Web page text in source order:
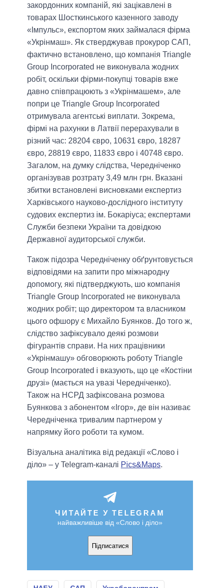
закордонних компаній, які зацікавлені в
товарах Шосткинського казенного заводу
«Імпульс», експортом яких займалася фірма
«Укрінмаш». Як стверджував прокурор САП,
фактично встановлено, що компанія Triangle
Group Incorporated не виконувала жодних
робіт, оскільки фірми-покупці товарів вже
давно співпрацюють з «Укрінмашем», але
попри це Triangle Group Incorporated
отримувала агентські виплати. Зокрема,
фірмі на рахунки в Латвії перерахували в
різний час: 28204 євро, 10631 євро, 18287
євро, 28819 євро, 11833 євро і 40748 євро.
Загалом, на думку слідства, Чередніченко
організував розтрату 3,49 млн грн. Вказані
збитки встановлені висновками експертиз
Харківського науково-дослідного інституту
судових експертиз ім. Бокаріуса; експертами
Служби безпеки України та довідкою
Державної аудиторської служби.
Також підозра Чередніченку обґрунтовується
відповідями на запити про міжнародну
допомогу, які підтверджують, шо компанія
Triangle Group Incorporated не виконувала
жодних робіт; що директором та власником
цього офшору є Михайло Буянков. До того ж,
слідство зафіксувало деякі розмови
фігурантів справи. На них працівники
«Укрінмашу» обговорюють роботу Triangle
Group Incorporated і вказують, що це «Костіни
друзі» (мається на увазі Чередніченко).
Також на НСРД зафіксована розмова
Буянкова з абонентом «Ігор», де він називає
Чередніченка тривалим партнером у
напрямку його роботи та кумом.
Візуальна аналітика від редакції «Слово і
діло» – у Telegram-каналі Pics&Maps.
ЧИТАЙТЕ У TELEGRAM
найважливіше від «Слово і діло»
Підписатися